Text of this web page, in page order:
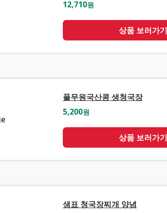
12,710원
상품 보러가기
풀무원국산콩 생청국장
5,200원
상품 보러가기
샘표 청국장찌개 양념